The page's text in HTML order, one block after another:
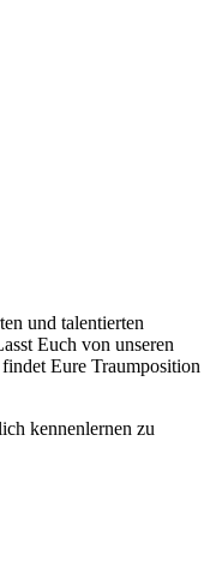
und talentierten
Euch von unseren
Eure Traumposition
kennenlernen zu